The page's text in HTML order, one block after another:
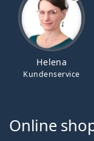
Helena
Kundenservice
Online